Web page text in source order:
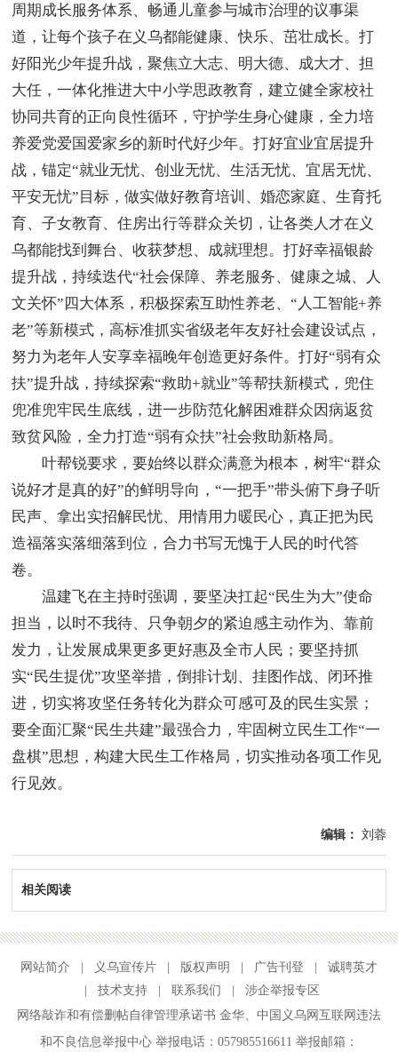
周期成长服务体系、畅通儿童参与城市治理的议事渠
道，让每个孩子在义乌都能健康、快乐、茁壮成长。打
好阳光少年提升战，聚焦立大志、明大德、成大才、担
大任，一体化推进大中小学思政教育，建立健全家校社
协同共育的正向良性循环，守护学生身心健康，全力培
养爱党爱国爱家乡的新时代好少年。打好宜业宜居提升
战，锚定“就业无忧、创业无忧、生活无忧、宜居无忧、
平安无忧”目标，做实做好教育培训、婚恋家庭、生育托
育、子女教育、住房出行等群众关切，让各类人才在义
乌都能找到舞台、收获梦想、成就理想。打好幸福银龄
提升战，持续迭代“社会保障、养老服务、健康之城、人
文关怀”四大体系，积极探索互助性养老、“人工智能+养
老”等新模式，高标准抓实省级老年友好社会建设试点，
努力为老年人安享幸福晚年创造更好条件。打好“弱有众
扶”提升战，持续探索“救助+就业”等帮扶新模式，兜住
兜准兜牢民生底线，进一步防范化解困难群众因病返贫
致贫风险，全力打造“弱有众扶”社会救助新格局。
叶帮锐要求，要始终以群众满意为根本，树牢“群众
说好才是真的好”的鲜明导向，“一把手”带头俯下身子听
民声、拿出实招解民忧、用情用力暖民心，真正把为民
造福落实落细落到位，合力书写无愧于人民的时代答
卷。
温建飞在主持时强调，要坚决扛起“民生为大”使命
担当，以时不我待、只争朝夕的紧迫感主动作为、靠前
发力，让发展成果更多更好惠及全市人民；要坚持抓
实“民生提优”攻坚举措，倒排计划、挂图作战、闭环推
进，切实将攻坚任务转化为群众可感可及的民生实景；
要全面汇聚“民生共建”最强合力，牢固树立民生工作“一
盘棋”思想，构建大民生工作格局，切实推动各项工作见
行见效。
编辑： 刘蓉
相关阅读
网站简介 义乌宣传片 版权声明 广告刊登
诚聘英才
技术支持 联系我们
涉企举报专区
网络敲诈和有偿删帖自律管理承诺书 金华、 中国义乌网互联网违法
和不良信息举报中心举报电话：057985516611 举报邮箱：